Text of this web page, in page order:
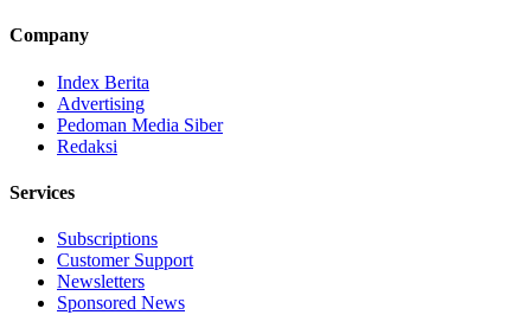
Company
Index Berita
Advertising
Pedoman Media Siber
Redaksi
Services
Subscriptions
Customer Support
Newsletters
Sponsored News